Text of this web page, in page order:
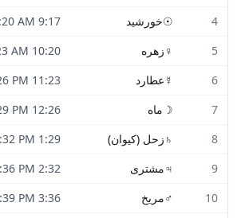
4
☉خورشید 9:17 AM
AM
5
♀ زهره 10:20 AM
AM
6
☿ عطارد 11:23 AM
PM
7
☽ ماه 12:26 PM
PM
8
♄ زحل (کیوان) 1:29 PM
PM
9
♃مشتری 2:32 PM
PM
10
♂مریخ 3:36 PM
PM